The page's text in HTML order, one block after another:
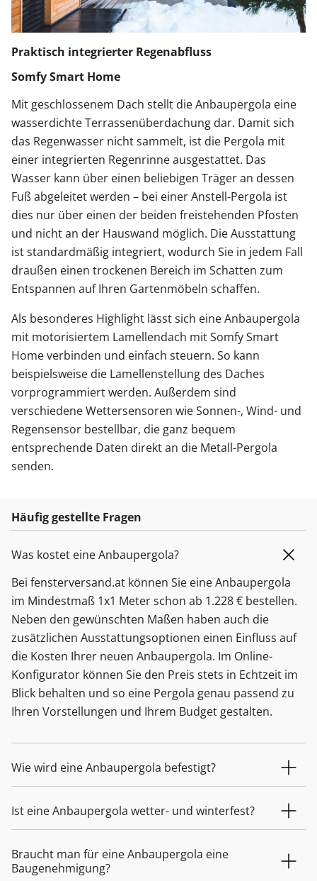
Praktisch integrierter Regenabfluss
Somfy Smart Home
Mit geschlossenem Dach stellt die Anbaupergola eine
wasserdichte Terrassenüberdachung dar. Damit sich
das Regenwasser nicht sammelt, ist die Pergola mit
einer integrierten Regenrinne ausgestattet. Das
Wasser kann über einen beliebigen Träger an dessen
Fuß abgeleitet werden – bei einer Anstell-Pergola ist
dies nur über einen der beiden freistehenden Pfosten
und nicht an der Hauswand möglich. Die Ausstattung
ist standardmäßig integriert, wodurch Sie in jedem Fall
draußen einen trockenen Bereich im Schatten zum
Entspannen auf Ihren Gartenmöbeln schaffen.
Als besonderes Highlight lässt sich eine Anbaupergola
mit motorisiertem Lamellendach mit Somfy Smart
Home verbinden und einfach steuern. So kann
beispielsweise die Lamellenstellung des Daches
vorprogrammiert werden. Außerdem sind
verschiedene Wettersensoren wie Sonnen-, Wind- und
Regensensor bestellbar, die ganz bequem
entsprechende Daten direkt an die Metall-Pergola
senden.
Häufig gestellte Fragen
Was kostet eine Anbaupergola?
Bei fensterversand.at können Sie eine Anbaupergola
im Mindestmaß 1x1 Meter schon ab 1.228 € bestellen.
Neben den gewünschten Maßen haben auch die
zusätzlichen Ausstattungsoptionen einen Einfluss auf
die Kosten Ihrer neuen Anbaupergola. Im Online-
Konfigurator können Sie den Preis stets in Echtzeit im
Blick behalten und so eine Pergola genau passend zu
Ihren Vorstellungen und Ihrem Budget gestalten.
Wie wird eine Anbaupergola befestigt?
Ist eine Anbaupergola wetter- und winterfest?
Braucht man für eine Anbaupergola eine
Baugenehmigung?